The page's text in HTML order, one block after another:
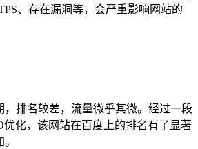
、存在漏洞等，会严重影响网站的
，排名较差，流量微乎其微。经过一段
优化，该网站在百度上的排名有了显著